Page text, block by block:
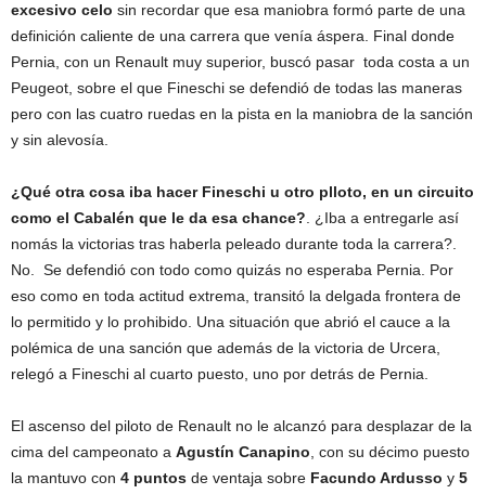
excesivo celo sin recordar que esa maniobra formó parte de una
definición caliente de una carrera que venía áspera. Final donde
Pernia, con un Renault muy superior, buscó pasar toda costa a un
Peugeot, sobre el que Fineschi se defendió de todas las maneras
pero con las cuatro ruedas en la pista en la maniobra de la sanción
y sin alevosía.
¿Qué otra cosa iba hacer Fineschi u otro plloto, en un circuito
como el Cabalén que le da esa chance? . ¿Iba a entregarle así
nomás la victorias tras haberla peleado durante toda la carrera?.
No. Se defendió con todo como quizás no esperaba Pernia. Por
eso como en toda actitud extrema, transitó la delgada frontera de
lo permitido y lo prohibido. Una situación que abrió el cauce a la
polémica de una sanción que además de la victoria de Urcera,
relegó a Fineschi al cuarto puesto, uno por detrás de Pernia.
El ascenso del piloto de Renault no le alcanzó para desplazar de la
cima del campeonato a Agustín Canapino , con su décimo puesto
la mantuvo con 4 puntos de ventaja sobre Facundo Ardusso y 5